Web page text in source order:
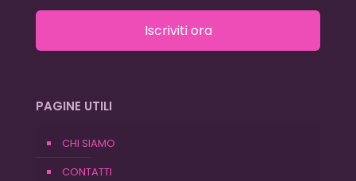
Iscriviti ora
PAGINE UTILI
CHI SIAMO
CONTATTI